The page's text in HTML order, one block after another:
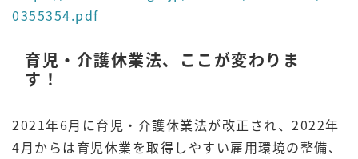
0355354.pdf
育児・介護休業法、ここが変わりま
す！
2021年6月に育児・介護休業法が改正され、2022年
4月からは育児休業を取得しやすい雇用環境の整備、